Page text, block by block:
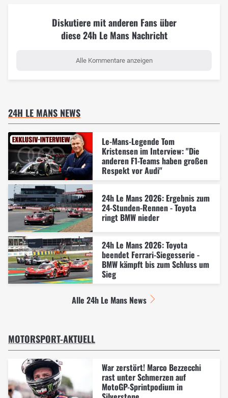
Diskutiere mit anderen Fans über
diese 24h Le Mans Nachricht
Alle Kommentare anzeigen
24H LE MANS NEWS
Le-Mans-Legende Tom
Kristensen im Interview: "Die
anderen F1-Teams haben großen
Respekt vor Audi"
24h Le Mans 2026: Ergebnis zum
24-Stunden-Rennen - Toyota
ringt BMW nieder
24h Le Mans 2026: Toyota
beendet Ferrari-Siegesserie -
BMW kämpft bis zum Schluss um
Sieg
Alle 24h Le Mans News
MOTORSPORT-AKTUELL
War zerstört! Marco Bezzecchi
rast unter Schmerzen auf
MotoGP-Sprintpodium in